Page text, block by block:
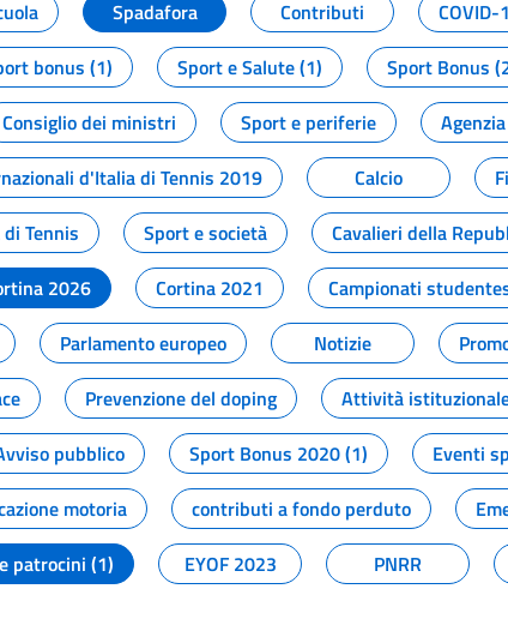
Spadafora Contributi COVID-
bonus (1) Sport e Salute (1) Sport Bonus
Consiglio dei ministri Sport e periferie
d'Italia di Tennis 2019 Calcio
Tennis Sport e società Cavalieri della
2026 Cortina 2021 Campionati
Parlamento europeo Notizie
Prevenzione del doping Attività
pubblico Sport Bonus 2020 (1) Eventi
motoria contributi a fondo perduto
patrocini (1) EYOF 2023 PNRR